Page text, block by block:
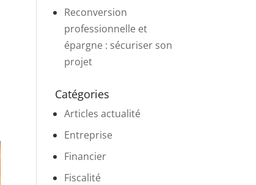
Reconversion
professionnelle et
épargne : sécuriser son
projet
Catégories
Articles actualité
Entreprise
Financier
Fiscalité